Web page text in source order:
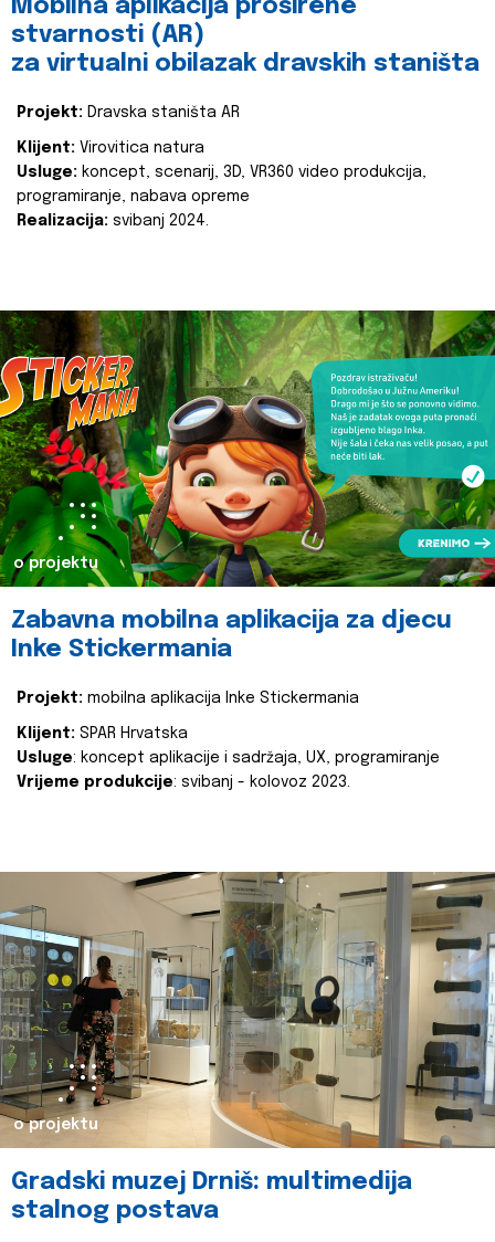
Mobilna aplikacija proširene
stvarnosti (AR)
za virtualni obilazak dravskih staništa
Projekt: Dravska staništa AR
Klijent: Virovitica natura
Usluge: koncept, scenarij, 3D, VR360 video produkcija,
programiranje, nabava opreme
Realizacija: svibanj 2024.
o projektu
Zabavna mobilna aplikacija za djecu
Inke Stickermania
Projekt: mobilna aplikacija Inke Stickermania
Klijent: SPAR Hrvatska
Usluge: koncept aplikacije i sadržaja, UX, programiranje
Vrijeme produkcije: svibanj - kolovoz 2023.
o projektu
Gradski muzej Drniš: multimedija
stalnog postava